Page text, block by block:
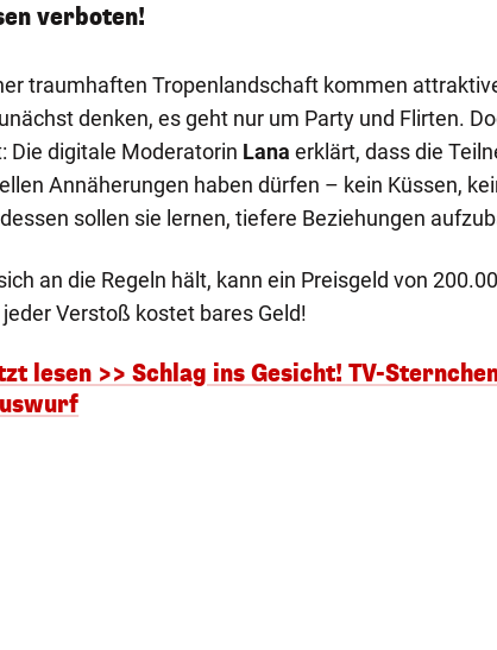
verboten!
traumhaften Tropenlandschaft kommen
denken, es geht nur um Party und Flirten.
Die digitale Moderatorin Lana erklärt, dass die
Annäherungen haben dürfen – kein Küssen,
sollen sie lernen, tiefere Beziehungen
an die Regeln hält, kann ein Preisgeld von
Verstoß kostet bares Geld!
lesen >> Schlag ins Gesicht! TV-